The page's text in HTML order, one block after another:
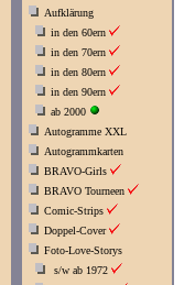
Aufklärung
in den 60ern
in den 70ern
in den 80ern
in den 90ern
ab 2000
Autogramme XXL
Autogrammkarten
BRAVO-Girls
BRAVO Tourneen
Comic-Strips
Doppel-Cover
Foto-Love-Storys
s/w ab 1972